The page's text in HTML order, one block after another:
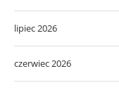
lipiec 2026
czerwiec 2026